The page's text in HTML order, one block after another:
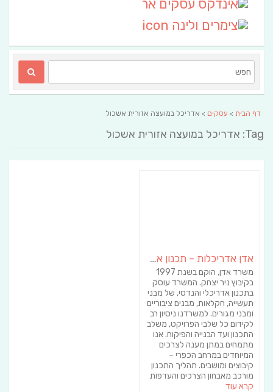
דף הבית > עסקים > אדריכל במועצה אזורית אשכול
Tag: אדריכל במועצה אזורית אשכול
אדן אדריכלות – תכנון אדריכלי
משרד אדן, הוקם בשנת 1997
בקיבוץ ניר יצחק. המשרד עוסק
בתכנון אדריכלי והנדסי, של מבני
תעשייה, חקלאות, מבנים ציבוריים
ומבני מגורים. למשרדנו ניסיון רב
לקידום כל שלבי הפרויקט, משלב
התכנון ועד הבנייה והפיקוח. אנו
מתמחים במתן מענה לצרכים
המיוחדים במרחב הכפרי –
קיבוצים ומושבים. תהליך התכנון
מורכב מאבחון הצרכים והעדפות
קרא עוד